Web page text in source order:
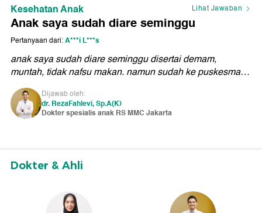
Kesehatan Anak Lihat Jawaban
Anak saya sudah diare seminggu
Pertanyaan dari:A***i L***s
anak saya sudah diare seminggu disertai demam,
muntah, tidak nafsu makan. namun sudah ke puskesmas,
dan membaik sedikit lalu diare lagi. bagaimana ya dok
penanggulangannya?
Dijawab oleh:
dr. RezaFahlevi, Sp.A(K)
Dokter spesialis anak RS MMC Jakarta
Dokter & Ahli